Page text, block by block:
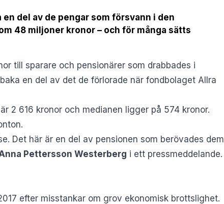
del av de pengar som försvann i den
48 miljoner kronor – och för många sätts
till sparare och pensionärer som drabbades i
en del av det de förlorade när fondbolaget Allra
2 616 kronor och medianen ligger på 574 kronor.
Det här är en del av pensionen som berövades dem
Pettersson Westerberg i ett pressmeddelande.
efter misstankar om grov ekonomisk brottslighet.